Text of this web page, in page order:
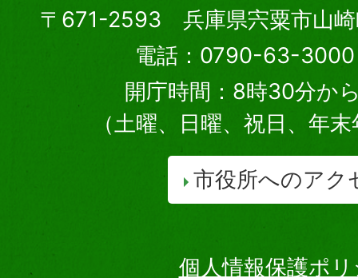
〒671-2593 兵庫県宍粟市山崎
電話：0790-63-3000
開庁時間：8時30分か
（土曜、日曜、祝日、年
市役所へのアク
個人情報保護ポ